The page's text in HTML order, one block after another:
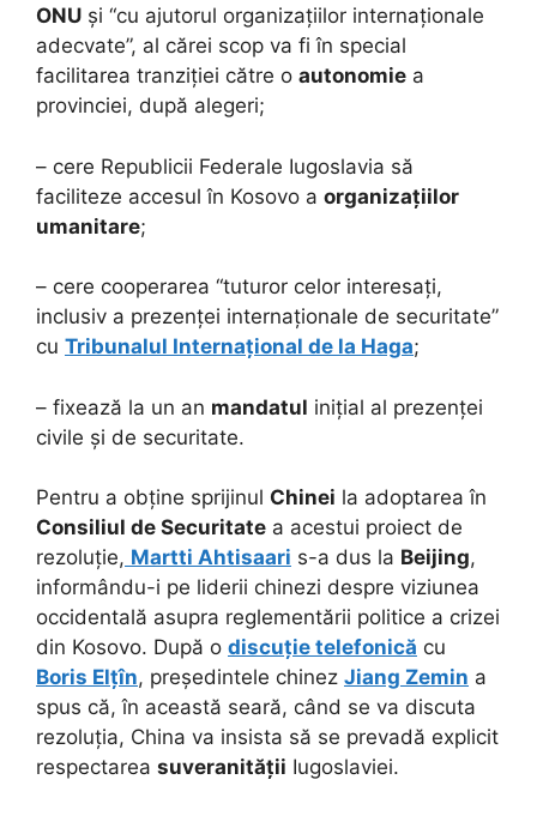
ONU și “cu ajutorul organizațiilor internaționale
adecvate”, al cărei scop va fi în special
facilitarea tranziției către o autonomie a
provinciei, după alegeri;
– cere Republicii Federale Iugoslavia să
faciliteze accesul în Kosovo a organizațiilor
umanitare;
– cere cooperarea “tuturor celor interesați,
inclusiv a prezenței internaționale de securitate”
cu Tribunalul Internațional de la Haga;
– fixează la un an mandatul inițial al prezenței
civile și de securitate.
Pentru a obține sprijinul Chinei la adoptarea în
Consiliul de Securitate a acestui proiect de
rezoluție, Martti Ahtisaari s-a dus la Beijing,
informându-i pe liderii chinezi despre viziunea
occidentală asupra reglementării politice a crizei
din Kosovo. După o discuție telefonică cu
Boris Elțîn, președintele chinez Jiang Zemin a
spus că, în această seară, când se va discuta
rezoluția, China va insista să se prevadă explicit
respectarea suveranității Iugoslaviei.